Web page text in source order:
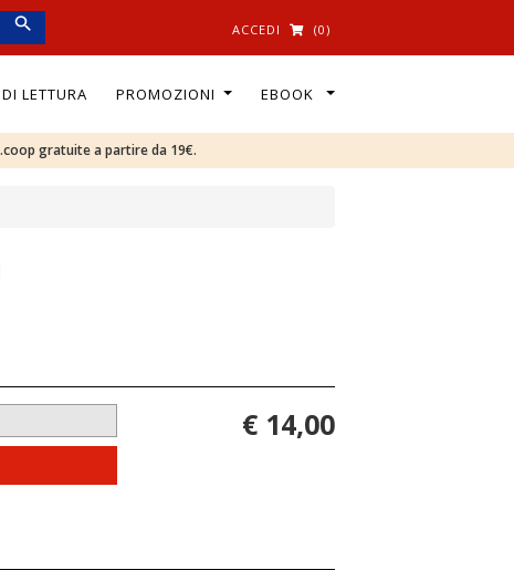
ACCEDI (0)
LETTURA PROMOZIONI EBOOK
gratuite a partire da 19€.
€ 14,00